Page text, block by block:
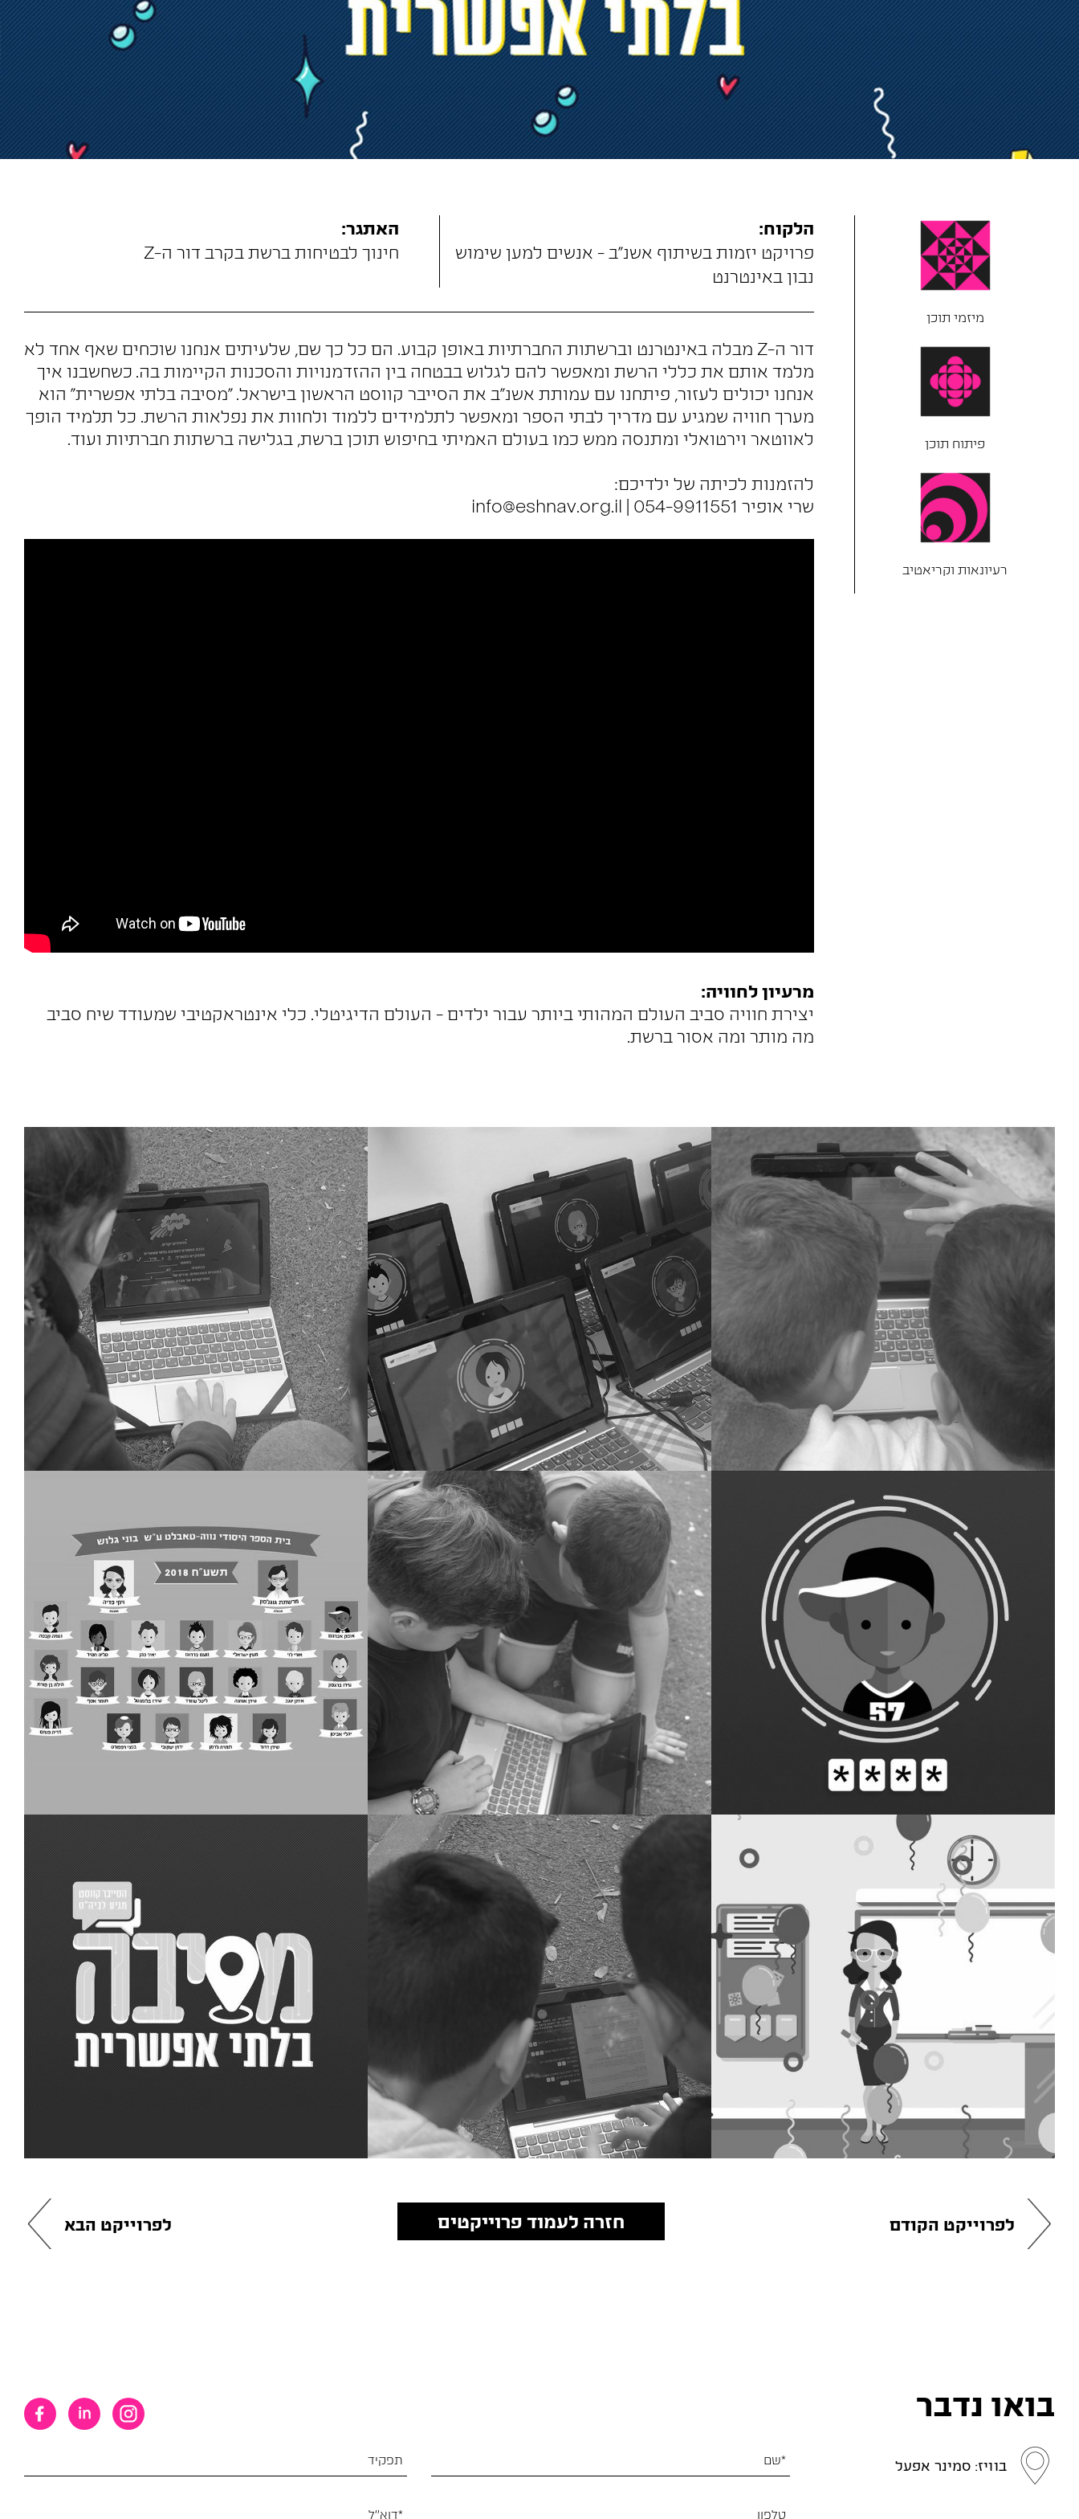
הלקוח:
פרויקט יזמות בשיתוף אשנ"ב - אנשים למען שימוש
נבון באינטרנט
האתגר:
חינוך לבטיחות ברשת בקרב דור ה-Z
דור ה-Z מבלה באינטרנט וברשתות החברתיות באופן קבוע. הם כל כך שם, שלעיתים אנחנו שוכחים שאף אחד לא
מלמד אותם את כללי הרשת ומאפשר להם לגלוש בבטחה בין ההזדמנויות והסכנות הקיימות בה. כשחשבנו איך
אנחנו יכולים לעזור, פיתחנו עם עמותת אשנ"ב את הסייבר קווסט הראשון בישראל. "מסיבה בלתי אפשרית" הוא
מערך חוויה שמגיע עם מדריך לבתי הספר ומאפשר לתלמידים ללמוד ולחוות את נפלאות הרשת. כל תלמיד הופך
לאווטאר וירטואלי ומתנסה ממש כמו בעולם האמיתי בחיפוש תוכן ברשת, בגלישה ברשתות חברתיות ועוד.
להזמנות לכיתה של ילדיכם:
שרי אופיר 054-9911551​ | ​
info@eshnav.org.il
מרעיון לחוויה:
יצירת חוויה סביב העולם המהותי ביותר עבור ילדים - העולם הדיגיטלי. כלי אינטראקטיבי שמעודד שיח סביב
מה מותר ומה אסור ברשת.
מיזמי תוכן
פיתוח תוכן
רעיונאות וקריאטיב
לפרוייקט הקודם חזרה לעמוד פרוייקטים לפרוייקט הבא
בואו נדבר
בוויז: סמינר אפעל